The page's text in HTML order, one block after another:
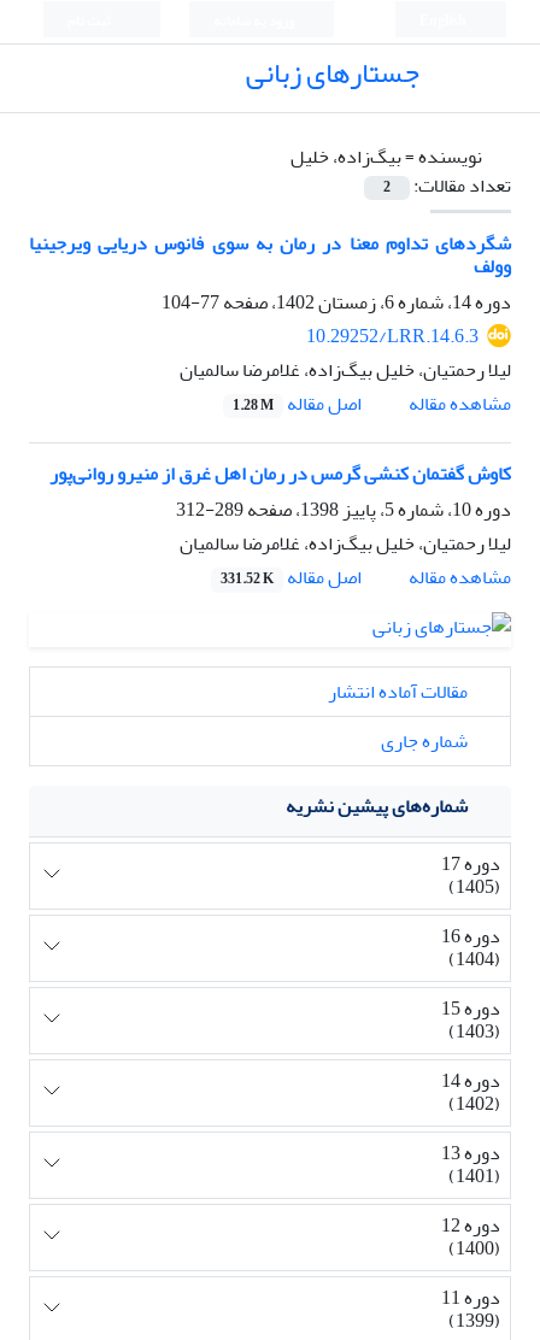
جستارهای زبانی
نویسنده =بیگ‌زاده، خلیل
تعداد مقالات:
2
شگردهای تداوم معنا در رمان به سوی فانوس دریایی ویرجینیا
وولف
دوره 14، شماره 6، زمستان 1402، صفحه
77-104
10.29252/LRR.14.6.3
لیلا رحمتیان، خلیل بیگ‌زاده، غلامرضا سالمیان
مشاهده مقاله
اصل مقاله 1.28 M
کاوش گفتمان کنشی گرمس در رمان اهل غرق از منیرو روانی‌پور
دوره 10، شماره 5، پاییز 1398، صفحه
289-312
لیلا رحمتیان، خلیل بیگ‌زاده، غلامرضا سالمیان
مشاهده مقاله
اصل مقاله 331.52 K
مقالات آماده انتشار
شماره جاری
شماره‌های پیشین نشریه
دوره 17
(1405)
دوره 16
(1404)
دوره 15
(1403)
دوره 14
(1402)
دوره 13
(1401)
دوره 12
(1400)
دوره 11
(1399)